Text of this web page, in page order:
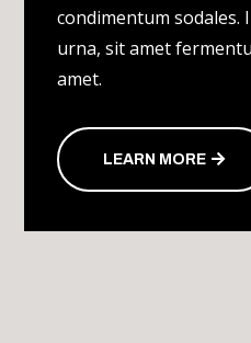
condimentum sodales.
urna, sit amet
amet.
LEARN MORE